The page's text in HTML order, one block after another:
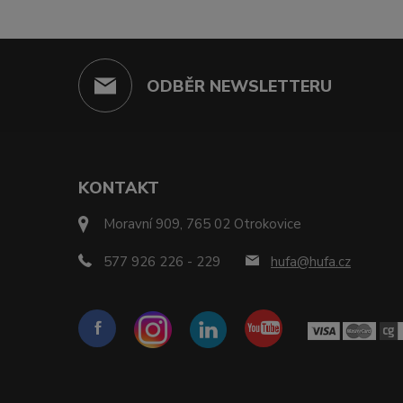
ODBĚR NEWSLETTERU
KONTAKT
Moravní 909, 765 02 Otrokovice
577 926 226 - 229 hufa@hufa.cz